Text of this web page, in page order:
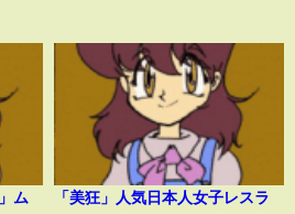
ム
「美狂」人気日本人女子レスラ